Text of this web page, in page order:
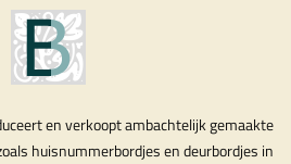
en verkoopt ambachtelijk gemaakte
huisnummerbordjes en deurbordjes in